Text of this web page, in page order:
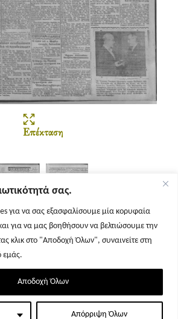
σας.
για να σας εξασφαλίσουμε μία κορυφαία
για να μας βοηθήσουν να βελτιώσουμε την
κλικ στο "Αποδοχή Όλων", συναινείτε στη
εμάς.
Απόρριψη Όλων
Αποδοχή Όλων
Επέκταση
Σελίδα 1 Σελίδα 2